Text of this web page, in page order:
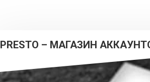
PRESTO – МАГАЗИН